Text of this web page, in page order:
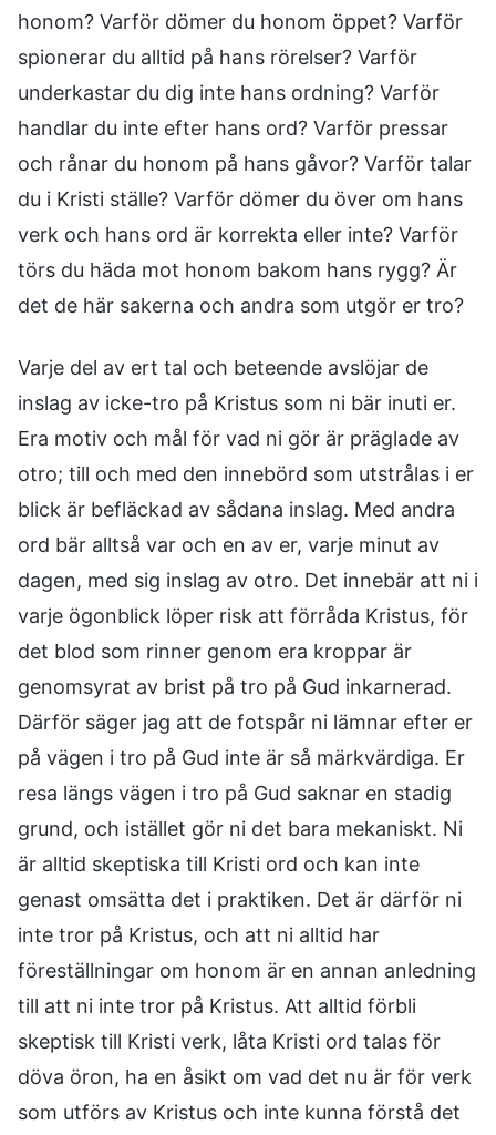
honom? Varför dömer du honom öppet? Varför
spionerar du alltid på hans rörelser? Varför
underkastar du dig inte hans ordning? Varför
handlar du inte efter hans ord? Varför pressar
och rånar du honom på hans gåvor? Varför talar
du i Kristi ställe? Varför dömer du över om hans
verk och hans ord är korrekta eller inte? Varför
törs du häda mot honom bakom hans rygg? Är
det de här sakerna och andra som utgör er tro?
Varje del av ert tal och beteende avslöjar de
inslag av icke-tro på Kristus som ni bär inuti er.
Era motiv och mål för vad ni gör är präglade av
otro; till och med den innebörd som utstrålas i er
blick är befläckad av sådana inslag. Med andra
ord bär alltså var och en av er, varje minut av
dagen, med sig inslag av otro. Det innebär att ni i
varje ögonblick löper risk att förråda Kristus, för
det blod som rinner genom era kroppar är
genomsyrat av brist på tro på Gud inkarnerad.
Därför säger jag att de fotspår ni lämnar efter er
på vägen i tro på Gud inte är så märkvärdiga. Er
resa längs vägen i tro på Gud saknar en stadig
grund, och istället gör ni det bara mekaniskt. Ni
är alltid skeptiska till Kristi ord och kan inte
genast omsätta det i praktiken. Det är därför ni
inte tror på Kristus, och att ni alltid har
föreställningar om honom är en annan anledning
till att ni inte tror på Kristus. Att alltid förbli
skeptisk till Kristi verk, låta Kristi ord talas för
döva öron, ha en åsikt om vad det nu är för verk
som utförs av Kristus och inte kunna förstå det